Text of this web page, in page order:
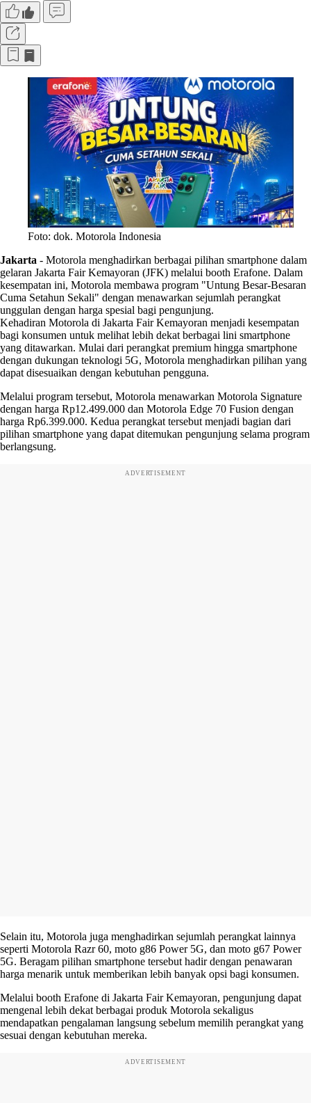
Foto: dok. Motorola Indonesia
Jakarta - Motorola menghadirkan berbagai pilihan smartphone dalam
gelaran Jakarta Fair Kemayoran (JFK) melalui booth Erafone. Dalam
kesempatan ini, Motorola membawa program "Untung Besar-Besaran
Cuma Setahun Sekali" dengan menawarkan sejumlah perangkat
unggulan dengan harga spesial bagi pengunjung.
Kehadiran Motorola di Jakarta Fair Kemayoran menjadi kesempatan
bagi konsumen untuk melihat lebih dekat berbagai lini smartphone
yang ditawarkan. Mulai dari perangkat premium hingga smartphone
dengan dukungan teknologi 5G, Motorola menghadirkan pilihan yang
dapat disesuaikan dengan kebutuhan pengguna.
Melalui program tersebut, Motorola menawarkan Motorola Signature
dengan harga Rp12.499.000 dan Motorola Edge 70 Fusion dengan
harga Rp6.399.000. Kedua perangkat tersebut menjadi bagian dari
pilihan smartphone yang dapat ditemukan pengunjung selama program
berlangsung.
ADVERTISEMENT
Selain itu, Motorola juga menghadirkan sejumlah perangkat lainnya
seperti Motorola Razr 60, moto g86 Power 5G, dan moto g67 Power
5G. Beragam pilihan smartphone tersebut hadir dengan penawaran
harga menarik untuk memberikan lebih banyak opsi bagi konsumen.
Melalui booth Erafone di Jakarta Fair Kemayoran, pengunjung dapat
mengenal lebih dekat berbagai produk Motorola sekaligus
mendapatkan pengalaman langsung sebelum memilih perangkat yang
sesuai dengan kebutuhan mereka.
ADVERTISEMENT